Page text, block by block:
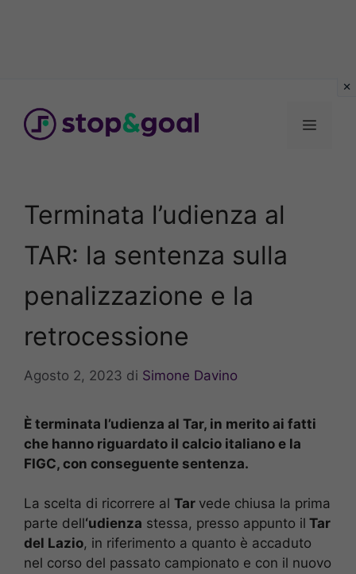
contenuto
Menu
Terminata l’udienza al
TAR: la sentenza sulla
penalizzazione e la
retrocessione
Agosto 2, 2023 di Simone Davino
È terminata l’udienza al Tar, in merito ai fatti
che hanno riguardato il calcio italiano e la
FIGC, con conseguente sentenza.
La scelta di ricorrere al Tar vede chiusa la prima
parte dell‘udienza stessa, presso appunto il Tar
del Lazio, in riferimento a quanto è accaduto
nel corso del passato campionato e con il nuovo